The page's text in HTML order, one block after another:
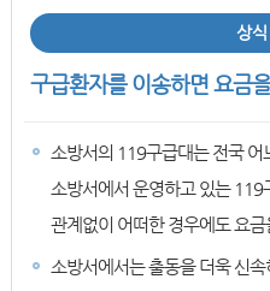
상
구급환자를 이송하면 요금
소방서의 119구급대는 전국 어
소방서에서 운영하고 있는 119
관계없이 어떠한 경우에도 요
소방서에서는 출동을 더욱 신